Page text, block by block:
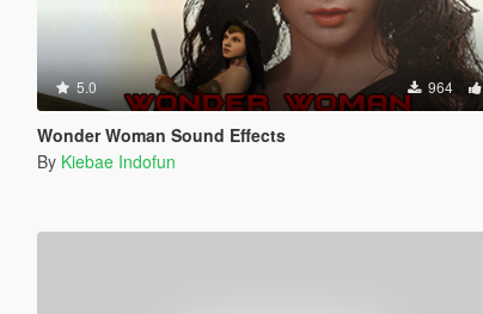
5.0 964
Wonder Woman Sound Effects
By Kiebae Indofun